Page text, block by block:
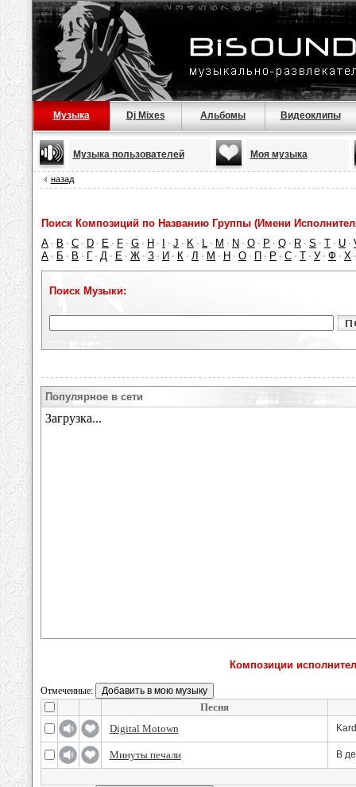
Музыка Dj Mixes Альбомы Видеоклипы
Музыка пользователей Моя музыка
назад
Поиск Композиций по Названию Группы (Имени
A · B · C · D · E · F · G · H · · J · K · L · M · N · O · P · Q · R · S · T · U ·
А · Б · В · Г · Д · Е · Ж · З · И · К · Л · М · Н · О · П · Р · С · Т · У · Ф · Х
Поиск Музыки:
Популярное в сети
Композиции
Отмеченные:
Песня
Digital Motown
Минуты печали В